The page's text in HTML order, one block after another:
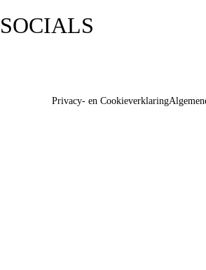
SOCIALS
Privacy- en Cookieverklaring